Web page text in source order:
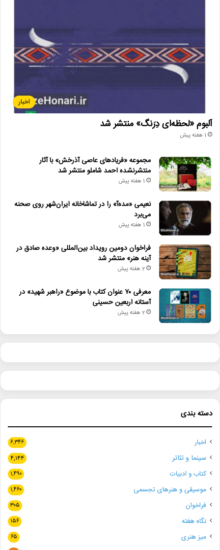
اخبار
آلبوم «لحظه‌ای دِرَنگ» منتشر شد
1 هفته پیش
مجموعه «فریادهای عاصی آذرخش» با آثار
منتشرنشده احمد شاملو منتشر شد
1 هفته پیش
نعیمی «مده‌آ» را در تماشاخانه ایران‌شهر روی صحنه
می‌برد
1 هفته پیش
فراخوان دومین رویداد بین‌المللی «وعده صادق در
آینه هنر» منتشر شد
2 هفته پیش
معرفی ۷۰ عنوان کتاب با موضوع «راهبر شهید» در
آستانه اربعین حسینی
2 هفته پیش
دسته بندی
اخبار ۶,۳۴۶
سینما و تئاتر ۴,۱۴۴
کتاب و ادبیات ۱,۴۹۰
موسیقی و هنرهای تجسمی ۱,۴۶۰
فراخوان ۳۰۵
نگاه هفته ۱۵۶
میز هنری ۶۵